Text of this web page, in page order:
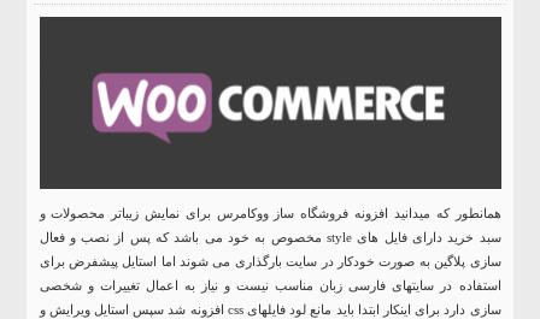
همانطور که میدانید افزونه فروشگاه ساز ووکامرس برای نمایش زیباتر محصولات و
سبد خرید دارای فایل های style مخصوص به خود می باشد که پس از نصب و فعال
سازی پلاگین به صورت خودکار در سایت بارگذاری می شوند اما استایل پیشفرض برای
استفاده در سایتهای فارسی زبان مناسب نیست و نیاز به اعمال تغییرات و شخصی
سازی دارد برای اینکار ابتدا باید مانع لود فایلهای css افزونه شد سپس استایل ویرایش و